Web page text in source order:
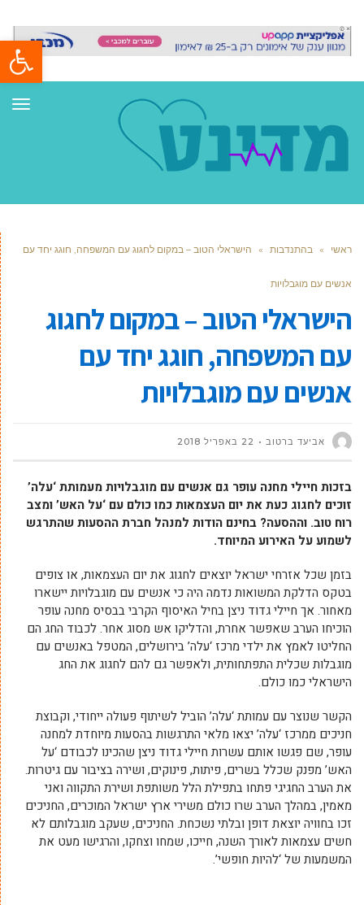
פתח
ראשי » בהתנדבות » הישראלי הטוב – במקום לחגוג עם המשפחה, חוגג יחד עם
אנשים עם מוגבלויות
הישראלי הטוב – במקום לחגוג
עם המשפחה, חוגג יחד עם
אנשים עם מוגבלויות
אביעד ברטוב 22 באפריל 2018
בזכות חיילי מחנה עופר גם אנשים עם מוגבלויות מעמותת ‘עלה’
זוכים לחגוג כעת את יום העצמאות כמו כולם עם ‘על האש’ ומצב
רוח טוב. וההסעה? בחינם הודות למנהל חברת ההסעות שהתרגש
לשמוע על האירוע המיוחד.
בזמן שכל אזרחי ישראל יוצאים לחגוג את יום העצמאות, או צופים
בטקס הדלקת המשואות נדמה היה כי אנשים עם מוגבלויות יישארו
מאחור. אך חיילי גדוד ניצן בחיל האיסוף הקרבי בבסיס מחנה עופר
הוכיחו הערב שאפשר אחרת, והדליקו אש מסוג אחר. לכבוד החג הם
החליטו לאמץ את ילדי מרכז ‘עלה’ בירושלים, המטפל באנשים עם
מוגבלות שכלית התפתחותית, ולאפשר גם להם לחגוג את החג
הישראלי כמו כולם.
הקשר שנוצר עם עמותת ‘עלה’ הוביל לשיתוף פעולה ייחודי, וקבוצת
חניכים ממרכז ‘עלה’ יצאו מלאי התרגשות בהסעות מיוחדת למחנה
עופר, שם פגשו אותם עשרות חיילי גדוד ניצן שהכינו לכבודם ‘על
האש’ מפנק שכלל בשרים, פיתות, פינוקים, ושירה בציבור עם גיטרות.
את הערב החגיגי פתחו בתפילת הלל משותפת ושירת התקווה ואני
מאמין, במהלך הערב שרו כולם משירי ארץ ישראל המוכרים, החניכים
זכו בחוויה יוצאת דופן ובלתי נשכחת. החניכים, שעקב מוגבלותם לא
חשים עצמאות לאורך השנה, חייכו, שמחו וצחקו, והרגישו מעט את
המשמעות של ‘להיות חופשי’.